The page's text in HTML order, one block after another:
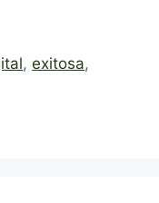
,exitosa,